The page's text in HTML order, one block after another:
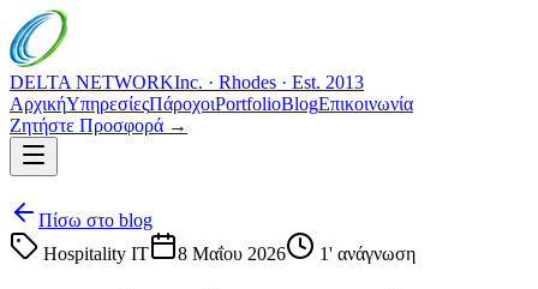
DELTA NETWORKInc. · Rhodes · Est. 2013
ΑρχικήΥπηρεσίεςΠάροχοιPortfolioBlogΕπικοινωνία
Ζητήστε Προσφορά →
Πίσω στο blog
Hospitality IT
8 Μαΐου 2026 1' ανάγνωση